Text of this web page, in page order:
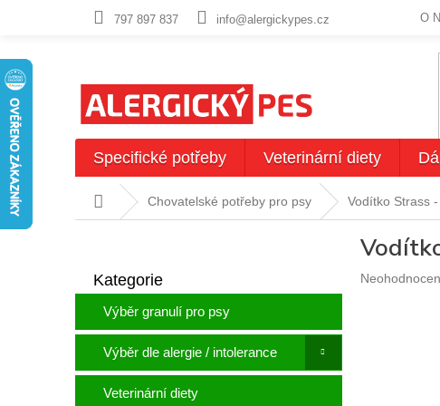
797 897 837 info@alergickypes.cz O
Specifické potřeby Veterinární diety
Domů Chovatelské potřeby pro psy Vodítko Strass
t
a
n
kategorie
Kategorie
Výběr granulí pro psy
Výběr dle alergie / intolerance
Veterinární diety
Průměrné